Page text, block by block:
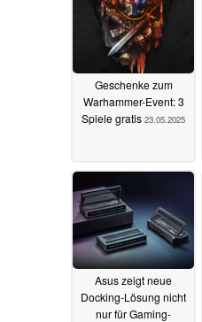
Geschenke zum
Warhammer-Event: 3
Spiele gratis 23.05.2025
Asus zeigt neue
Docking-Lösung nicht
nur für Gaming-